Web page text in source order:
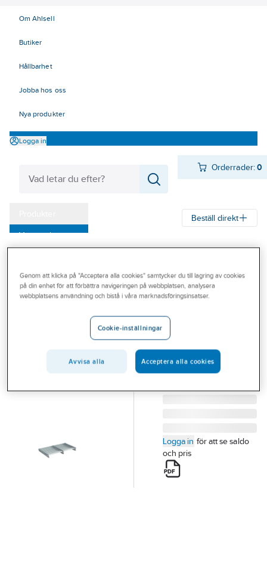
Om Ahlsell
Butiker
Hållbarhet
Jobba hos oss
Nya produkter
Logga in
Orderrader:0
Varumärken
Outlet
Branscher
Beställ direkt
HABO
500 Z 600X321MM
Artikelnummer:
Lev. artikelnr: 34959
Logga in för att se saldo
och pris
Genom att klicka på "Acceptera alla cookies" samtycker du till lagring av cookies
på din enhet för att förbättra navigeringen på webbplatsen, analysera
webbplatsens användning och bistå i våra marknadsföringsinsatser.
Cookie-inställningar
Avvisa alla Acceptera alla cookies